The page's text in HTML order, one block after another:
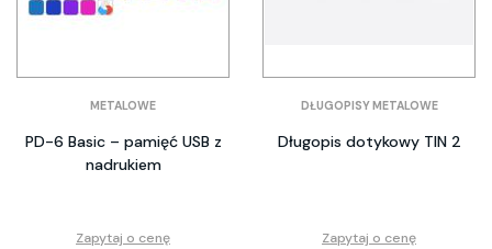
METALOWE
PD-6 Basic – pamięć USB z
nadrukiem
Zapytaj o cenę
DŁUGOPISY METALOWE
Długopis dotykowy TIN 2
Zapytaj o cenę